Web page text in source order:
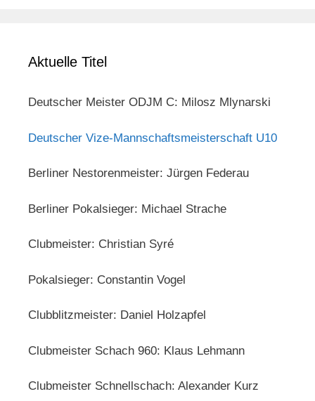
Aktuelle Titel
Deutscher Meister ODJM C: Milosz Mlynarski
Deutscher Vize-Mannschaftsmeisterschaft U10
Berliner Nestorenmeister: Jürgen Federau
Berliner Pokalsieger: Michael Strache
Clubmeister: Christian Syré
Pokalsieger: Constantin Vogel
Clubblitzmeister: Daniel Holzapfel
Clubmeister Schach 960: Klaus Lehmann
Clubmeister Schnellschach: Alexander Kurz